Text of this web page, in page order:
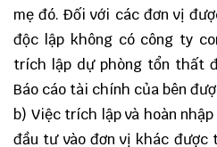
mẹ đó. Đối với các đơn vị
độc lập không có công ty
trích lập dự phòng tổn thất
Báo cáo tài chính của bên
b) Việc trích lập và hoàn
đầu tư vào đơn vị khác